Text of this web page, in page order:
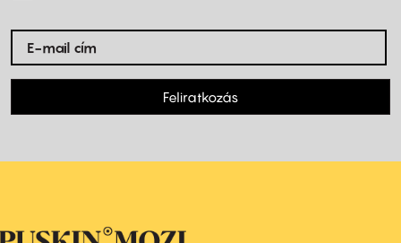
Feliratkozás